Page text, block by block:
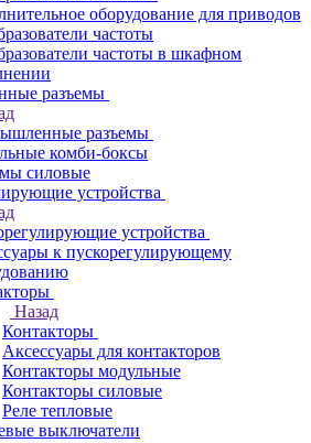
оборудование для приводов
частоты
частоты в шкафном
разъемы
разъемы
комби-боксы
силовые
устройства
устройства
к пускорегулирующему
Назад
Контакторы
Аксессуары для контакторов
Контакторы модульные
Контакторы силовые
Реле тепловые
выключатели